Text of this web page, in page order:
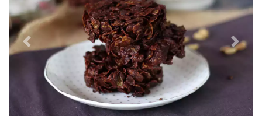
Prejšnji